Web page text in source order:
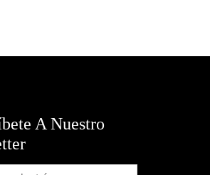
A Nuestro